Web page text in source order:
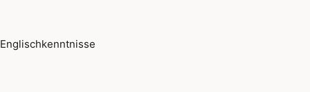
Englischkenntnisse